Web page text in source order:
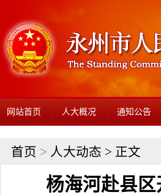
网站首页 人大概况 通知公告
首页 > 人大动态 > 正文
杨海河赴县